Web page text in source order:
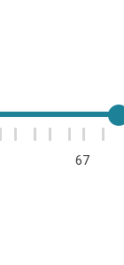
67